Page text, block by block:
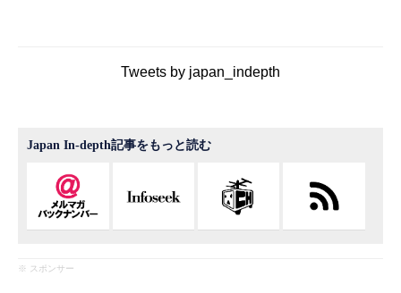
Tweets by japan_indepth
Japan In-depth記事をもっと読む
※ スポンサー